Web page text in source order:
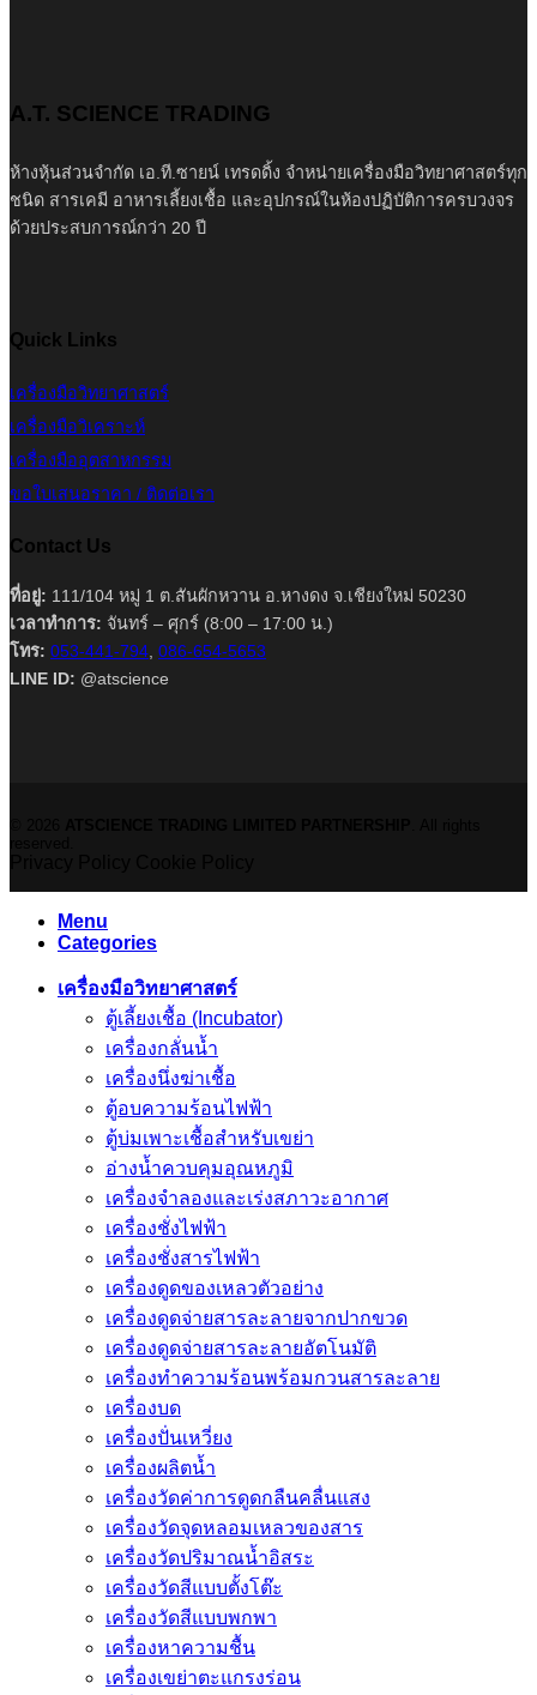
A.T. SCIENCE TRADING
ห้างหุ้นส่วนจำกัด เอ.ที.ซายน์ เทรดดิ้ง จำหน่ายเครื่องมือวิทยาศาสตร์ทุก
ชนิด สารเคมี อาหารเลี้ยงเชื้อ และอุปกรณ์ในห้องปฏิบัติการครบวงจร
ด้วยประสบการณ์กว่า 20 ปี
Quick Links
เครื่องมือวิทยาศาสตร์
เครื่องมือวิเคราะห์
เครื่องมืออุตสาหกรรม
ขอใบเสนอราคา / ติดต่อเรา
Contact Us
ที่อยู่: 111/104 หมู่ 1 ต.สันผักหวาน อ.หางดง จ.เชียงใหม่ 50230
เวลาทำการ: จันทร์ – ศุกร์ (8:00 – 17:00 น.)
โทร: 053-441-794, 086-654-5653
LINE ID: @atscience
Menu
Categories
เครื่องมือวิทยาศาสตร์
ตู้เลี้ยงเชื้อ (Incubator)
เครื่องกลั่นน้ำ
เครื่องนึ่งฆ่าเชื้อ
ตู้อบความร้อนไฟฟ้า
ตู้บ่มเพาะเชื้อสำหรับเขย่า
อ่างน้ำควบคุมอุณหภูมิ
เครื่องจำลองและเร่งสภาวะอากาศ
เครื่องชั่งไฟฟ้า
เครื่องชั่งสารไฟฟ้า
เครื่องดูดของเหลวตัวอย่าง
เครื่องดูดจ่ายสารละลายจากปากขวด
เครื่องดูดจ่ายสารละลายอัตโนมัติ
เครื่องทำความร้อนพร้อมกวนสารละลาย
เครื่องบด
เครื่องปั่นเหวี่ยง
เครื่องผลิตน้ำ
เครื่องวัดค่าการดูดกลืนคลื่นแสง
เครื่องวัดจุดหลอมเหลวของสาร
เครื่องวัดปริมาณน้ำอิสระ
เครื่องวัดสีแบบตั้งโต๊ะ
เครื่องวัดสีแบบพกพา
เครื่องหาความชื้น
เครื่องเขย่าตะแกรงร่อน